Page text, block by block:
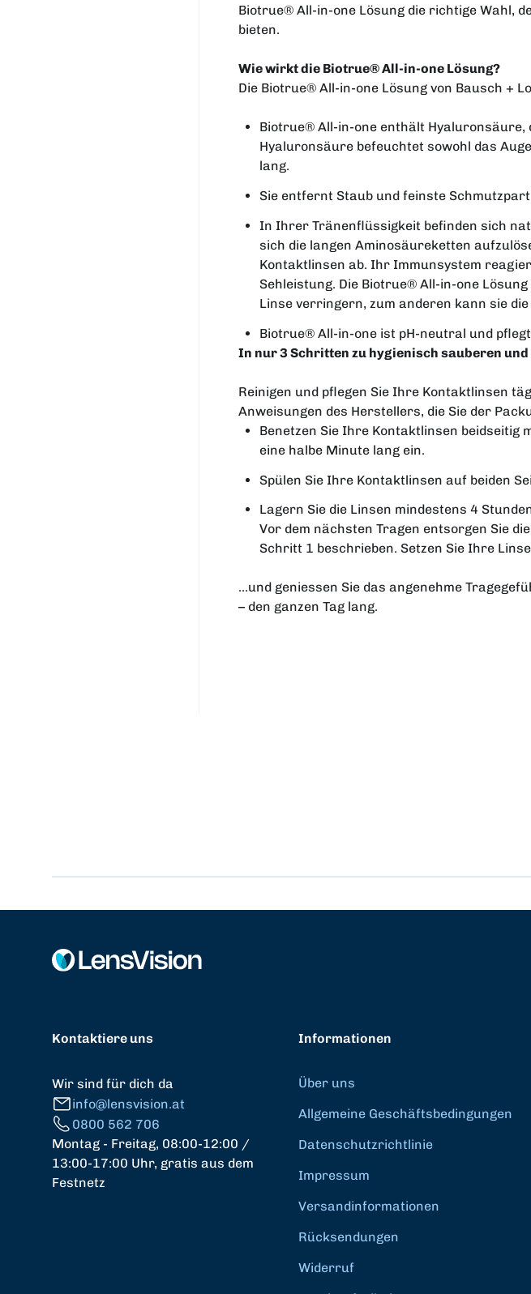
Biotrue® All-in-one Lösung die richtige Wahl,
bieten.
Wie wirkt die Biotrue® All-in-one Lösung?
Die Biotrue® All-in-one Lösung von Bausch +
Biotrue® All-in-one enthält
Hyaluronsäure befeuchtet sowohl das
lang.
Sie entfernt Staub und feinste
In Ihrer Tränenflüssigkeit befinden sich
sich die langen Aminosäureketten
Kontaktlinsen ab. Ihr Immunsystem
Sehleistung. Die Biotrue® All-in-one
Linse verringern, zum anderen kann sie
Biotrue® All-in-one ist pH-neutral und
In nur 3 Schritten zu hygienisch sauberen
Reinigen und pflegen Sie Ihre Kontaktlinsen
Anweisungen des Herstellers, die Sie der
Benetzen Sie Ihre Kontaktlinsen beidseitig
eine halbe Minute lang ein.
Spülen Sie Ihre Kontaktlinsen auf beiden
Lagern Sie die Linsen mindestens 4
Vor dem nächsten Tragen entsorgen Sie
Schritt 1 beschrieben. Setzen Sie Ihre
...und geniessen Sie das angenehme
– den ganzen Tag lang.
Kontaktiere uns
Wir sind für dich da
info@lensvision.at
0800 562 706
Montag - Freitag, 08:00-12:00 /
13:00-17:00 Uhr, gratis aus dem
Festnetz
Informationen
Über uns
Allgemeine Geschäftsbedingungen
Datenschutzrichtlinie
Impressum
Versandinformationen
Rücksendungen
Widerruf